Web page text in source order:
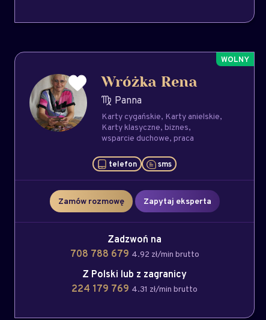
Wróżka Rena
Panna
Karty cygańskie Karty anielskie
Karty klasyczne biznes
wsparcie duchowe praca
telefon sms
Zamów rozmowę Zapytaj eksperta
Zadzwoń na
708 788 679 4.92 zł/min brutto
Z Polski lub z zagranicy
224 179 769 4.31 zł/min brutto